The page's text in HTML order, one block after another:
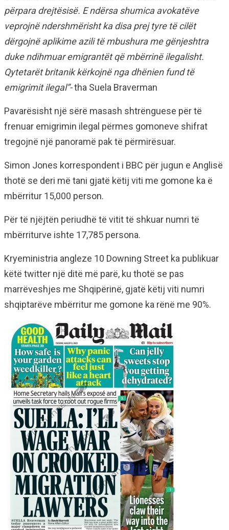
përpara drejtësisë. E ndërsa shumica avokatëve
veprojnë ndershmërisht ka disa prej tyre të cilët
dërgojnë aplikime azili të mbushura me gënjeshtra
duke ndihmuar emigrantët që mbërrinë ilegalisht.
Qytetarët britanik kërkojnë nga dhënien fund të
emigrimit ilegal”-tha Suela Braverman
Pavarësisht një sërë masash shtrënguese për të
frenuar emigrimin ilegal përmes gomoneve shifrat
tregojnë një panoramë pak të përmirësuar.
Simon Jones korrespondent i BBC për jugun e Anglisë
thotë se deri më tani gjatë këtij viti me gomone ka ë
mbërritur 15,000 person.
Për të njëjtën periudhë të vitit të shkuar numri të
mbërriturve ishte 17,785 persona.
Kryeministria angleze 10 Downing Street ka publikuar
këtë twitter një ditë më parë, ku thotë se pas
marrëveshjes me Shqipërinë, gjatë këtij viti numri
shqiptarëve mbërritur me gomone ka rënë me 90%.